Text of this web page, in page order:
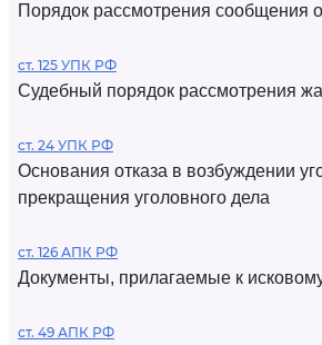
Порядок рассмотрения сообщения
ст. 125 УПК РФ
Судебный порядок рассмотрения
ст. 24 УПК РФ
Основания отказа в возбуждении
прекращения уголовного дела
ст. 126 АПК РФ
Документы, прилагаемые к
ст. 49 АПК РФ